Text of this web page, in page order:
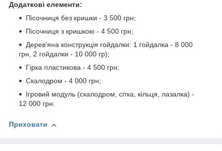
Додаткові елементи:
Пісочниця без кришки - 3 500 грн;
Пісочниця з кришкою - 4 500 грн;
Дерев’яна конструкція гойдалки: 1 гойдалка - 8 000
грн, 2 гойдалки - 10 000 гр);
Гірка пластикова - 4 500 грн;
Скалодром - 4 000 грн;
Ігровий модуль (скалодром, сітка, кільця, лазалка) -
12 000 грн.
Приховати